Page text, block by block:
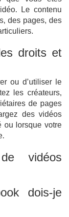
Le contenu
des pages, des
droits et
ou d’utiliser le
les créateurs,
de pages
des vidéos
ou lorsque votre
vidéos
dois-je